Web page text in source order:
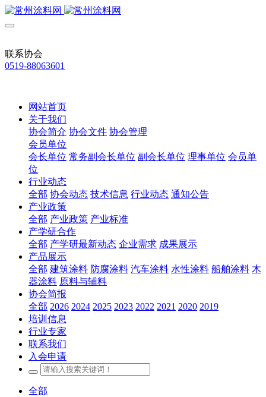
联系协会
0519-88063601
网站首页
关于我们
协会简介 协会文件 协会管理
会员单位
会长单位 常务副会长单位 副会长单位 理事单位 会员单
位
行业动态
全部 协会动态 技术信息 行业动态 通知公告
产业政策
全部 产业政策 产业标准
产学研合作
全部 产学研最新动态 企业需求 成果展示
产品展示
全部 建筑涂料 防腐涂料 汽车涂料 水性涂料 船舶涂料 木
器涂料 原料与辅料
协会简报
全部 2026 2024 2025 2023 2022 2021 2020 2019
培训信息
行业专家
联系我们
入会申请
全部